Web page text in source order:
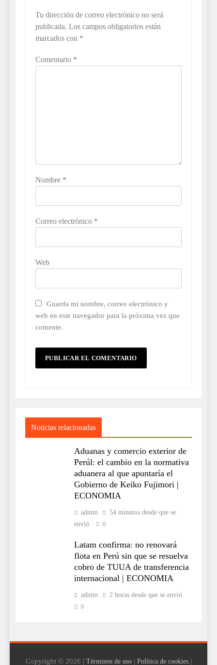
Tu dirección de correo electrónico no será
publicada. Los campos obligatorios están
marcados con *
Comentario *
Nombre *
Correo electrónico *
Web
Guarda mi nombre, correo electrónico y
web en este navegador para la próxima vez que
comente.
Noticias relacionadas
Aduanas y comercio exterior de
Perúl: el cambio en la normativa
aduanera al que apuntaría el
Gobierno de Keiko Fujimori |
ECONOMIA
admin
54 minutos desde que se
envió
0
Latam confirma: no renovará
flota en Perú sin que se resuelva
cobro de TUUA de transferencia
internacional | ECONOMIA
admin 2 horas desde que se envió
0
Copyright © 2026 | Términos de uso| Política de cookies|